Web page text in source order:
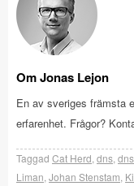
Om Jonas Lejon
En av sveriges främsta
erfarenhet. Frågor?
Taggad Cat Herd dns
Liman Johan Stenstam